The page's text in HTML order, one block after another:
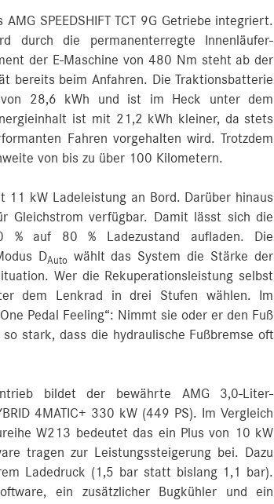
SPEEDSHIFT TCT 9G Getriebe integriert.
durch die permanenterregte Innenläufer-
der E-Maschine von 480 Nm steht ab der
bereits beim Anfahren. Die Traktionsbatterie
28,6 kWh und ist im Heck unter dem
ist mit 21,2 kWh kleiner, da stets
Fahren vorgehalten wird. Trotzdem
von bis zu über 100 Kilometern.
kW Ladeleistung an Bord. Darüber hinaus
Gleichstrom verfügbar. Damit lässt sich die
auf 80 % Ladezustand aufladen. Die
DAuto
wählt das System die Stärke der
Wer die Rekuperationsleistung selbst
dem Lenkrad in drei Stufen wählen. Im
Pedal Feeling“: Nimmt sie oder er den Fuß
stark, dass die hydraulische Fußbremse oft
bildet der bewährte AMG 3,0-Liter-
4MATIC+ 330 kW (449 PS). Im Vergleich
W213 bedeutet das ein Plus von 10 kW
tragen zur Leistungssteigerung bei. Dazu
Ladedruck (1,5 bar statt bislang 1,1 bar).
ein zusätzlicher Bugkühler und ein